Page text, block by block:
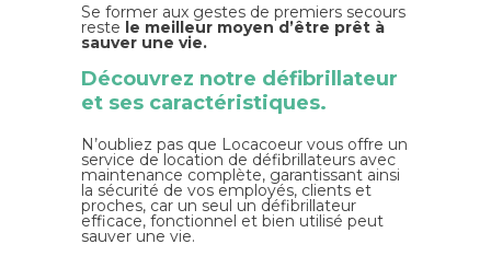
Se former aux gestes de premiers secours
reste le meilleur moyen d’être prêt à
sauver une vie.
Découvrez notre défibrillateur
et ses caractéristiques.
N’oubliez pas que Locacoeur vous offre un
service de location de défibrillateurs avec
maintenance complète, garantissant ainsi
la sécurité de vos employés, clients et
proches, car un seul un défibrillateur
efficace, fonctionnel et bien utilisé peut
sauver une vie.